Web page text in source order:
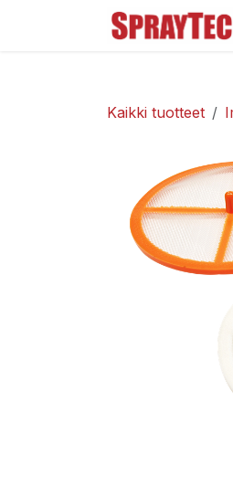
Kaikki tuotteet